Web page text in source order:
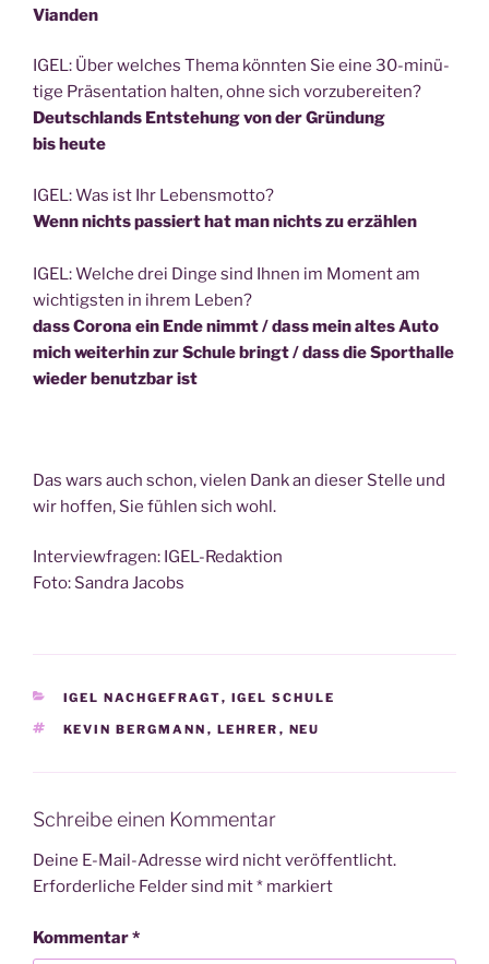
Vian­den
IGEL: Über wel­ches The­ma könn­ten Sie eine 30-minü­
ti­ge Prä­sen­ta­ti­on hal­ten, ohne sich vorzubereiten?
Deutsch­lands Ent­ste­hung von der Grün­dung
bis heute
IGEL: Was ist Ihr Lebensmotto?
Wenn nichts pas­siert hat man nichts zu erzählen
IGEL: Wel­che drei Din­ge sind Ihnen im Moment am
wich­tigs­ten in ihrem Leben?
dass Coro­na ein Ende nimmt / dass mein altes Auto
mich wei­ter­hin zur Schu­le bringt / dass die Sport­hal­le
wie­der benutz­bar ist
Das wars auch schon, vie­len Dank an die­ser Stel­le und
wir hof­fen, Sie füh­len sich wohl.
Inter­view­fra­gen: IGEL-Redaktion
Foto: San­dra Jacobs
KATEGORIEN
IGEL NACHGEFRAGT, IGEL SCHULE
SCHLAGWÖRTER
KEVIN BERGMANN , LEHRER , NEU
Schreibe einen Kommentar
Deine E-Mail-Adresse wird nicht veröffentlicht.
Erforderliche Felder sind mit* markiert
Kommentar*